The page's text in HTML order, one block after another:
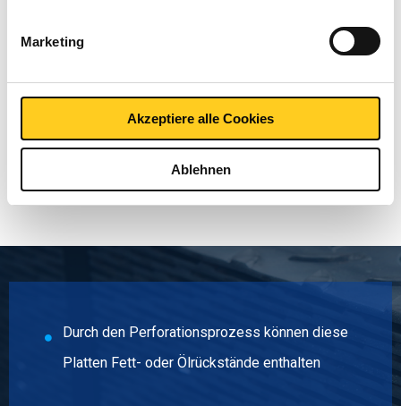
Marketing
Akzeptiere alle Cookies
Ablehnen
Bruttopreisliste:
Lochblech/Band Rundlochung
Preis Euro pro:
Durch den Perforationsprozess können diese
Platten Fett- oder Ölrückstände enthalten